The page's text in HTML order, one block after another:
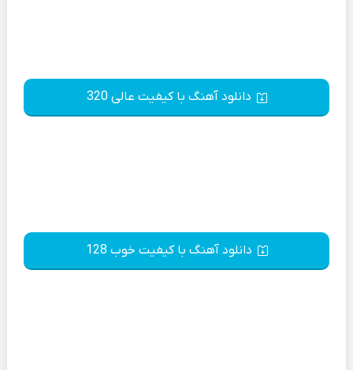
دانلود آهنگ با کیفیت عالی 320
دانلود آهنگ با کیفیت خوب 128